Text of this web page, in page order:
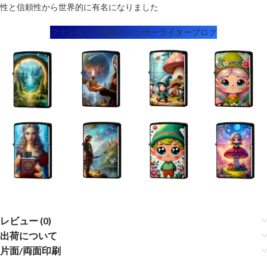
性と信頼性から世界的に有名になりました
ファンタジー世界のジッポーライターブログ
レビュー (0)
出荷について
片面/両面印刷